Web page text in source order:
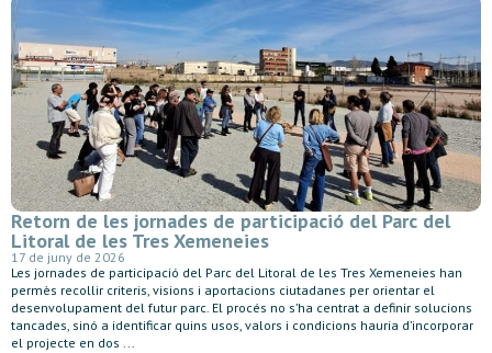
Retorn de les jornades de participació del Parc del
Litoral de les Tres Xemeneies
17 de juny de 2026
Les jornades de participació del Parc del Litoral de les Tres Xemeneies han
permès recollir criteris, visions i aportacions ciutadanes per orientar el
desenvolupament del futur parc. El procés no s’ha centrat a definir solucions
tancades, sinó a identificar quins usos, valors i condicions hauria d’incorporar
el projecte en dos ...